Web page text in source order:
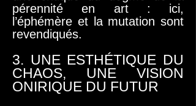
pérennité en art : ici,
l’éphémère et la mutation sont
revendiqués.
3. UNE ESTHÉTIQUE DU
CHAOS, UNE VISION
ONIRIQUE DU FUTUR